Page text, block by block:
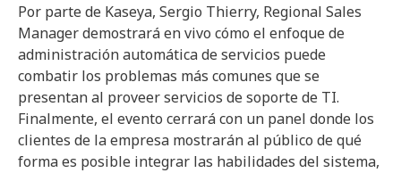
Por parte de Kaseya, Sergio Thierry, Regional Sales
Manager demostrará en vivo cómo el enfoque de
administración automática de servicios puede
combatir los problemas más comunes que se
presentan al proveer servicios de soporte de TI.
Finalmente, el evento cerrará con un panel donde los
clientes de la empresa mostrarán al público de qué
forma es posible integrar las habilidades del sistema,